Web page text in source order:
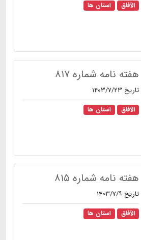
الآفاق استان ها
هفته نامه شماره ۸۱۷
تاریخ ۱۴۰۳/۷/۲۳
الآفاق استان ها
هفته نامه شماره ۸۱۵
تاریخ ۱۴۰۳/۷/۹
الآفاق استان ها